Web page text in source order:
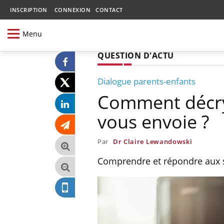
INSCRIPTION CONNEXION CONTACT
Menu
QUESTION D'ACTU
Dialogue parents-enfants
Comment
vous envoie ?
Par Dr Claire Lewandowski
Comprendre et répondre